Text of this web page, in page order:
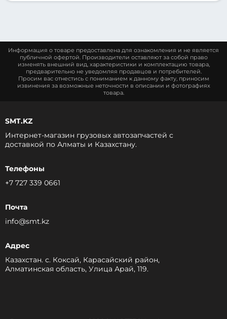
Информация о товаре предоставлена для ознакомления и не является
публичной офертой. Производители оставляют за собой право
изменять внешний вид, характеристики и комплектацию товара,
предварительно не уведомляя продавцов и потребителей.
Просим вас отнестись с пониманием к данному факту, приносим
извинения за возможные неточности в описании и фотографиях
товара.
SMT.KZ
Интернет-магазин грузовых автозапчастей c
доставкой по Алматы и Казахстану.
Телефоны
+7 727 339 0661
Почта
info@smt.kz
Адрес
Казахстан. с. Коксай, Карасайский район,
Алматинская область, Улица Арай, 119.